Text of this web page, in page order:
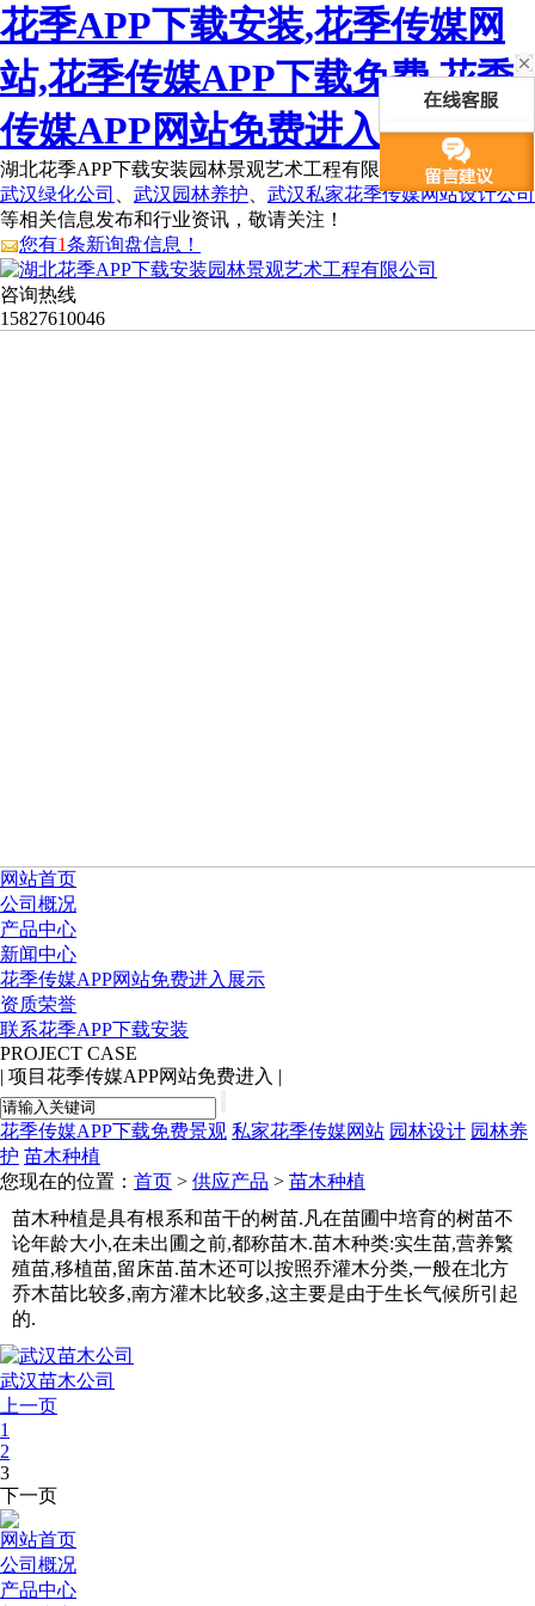
花季APP下载安装,花季传媒网
站,花季传媒APP下载免费,花季
传媒APP网站免费进入
湖北花季APP下载安装园林景观艺术工程有限公司为您免费提供
武汉绿化公司
武汉园林养护
武汉私家花季传媒网站设计公司
等相关信息发布和行业资讯，敬请关注！
您有1条新询盘信息！
咨询热线
15827610046
网站首页
公司概况
产品中心
新闻中心
花季传媒APP网站免费进入展示
资质荣誉
联系花季APP下载安装
PROJECT CASE
| 项目花季传媒APP网站免费进入 |
花季传媒APP下载免费景观 私家花季传媒网站 园林设计 园林养
护 苗木种植
您现在的位置： 首页 > 供应产品 > 苗木种植
苗木种植是具有根系和苗干的树苗.凡在苗圃中培育的树苗不
论年龄大小,在未出圃之前,都称苗木.苗木种类:实生苗,营养繁
殖苗,移植苗,留床苗.苗木还可以按照乔灌木分类,一般在北方
乔木苗比较多,南方灌木比较多,这主要是由于生长气候所引起
的.
武汉苗木公司
上一页
1
2
3
下一页
网站首页
公司概况
产品中心